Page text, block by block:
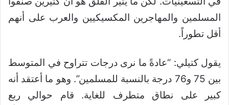
المسلمين والمهاجرين المكسيكيين والعرب على أنهم
أقل تطوراً.
يقول كتيلي: “عادةً ما نرى درجات تتراوح في المتوسط
بين 75 و76 درجة بالنسبة للمسلمين”. وهو ما أعتقد أنه
كبير على نطاق متطرف للغاية. قام حوالي ربع